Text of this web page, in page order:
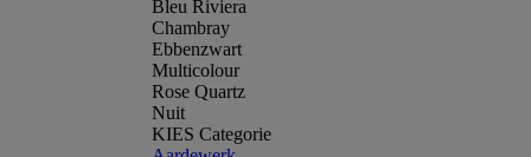
Bleu Riviera
Chambray
Ebbenzwart
Multicolour
Rose Quartz
Nuit
KIES Categorie